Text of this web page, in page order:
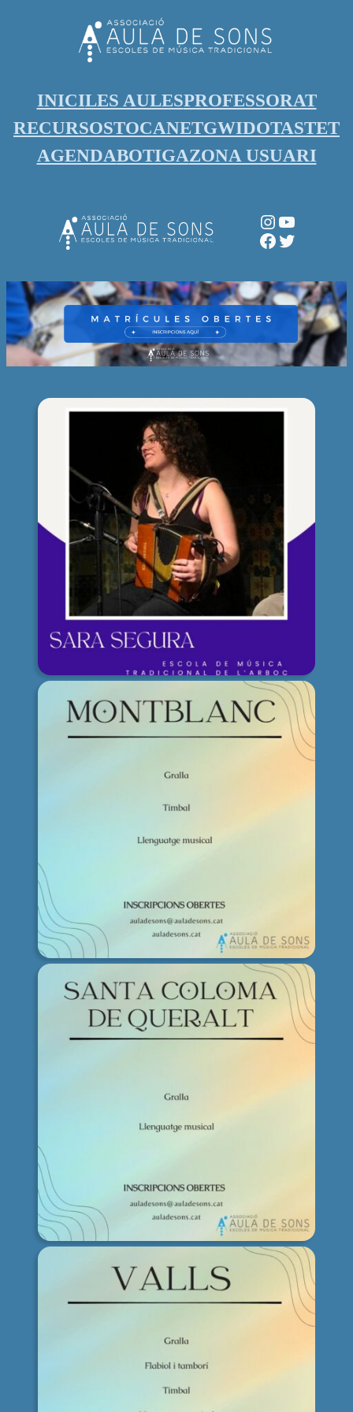
INICILES AULESPROFESSORAT
RECURSOSTOCANETGWIDOTASTET
AGENDABOTIGAZONA USUARI
Instagram
YouTube
Facebook
Twitter